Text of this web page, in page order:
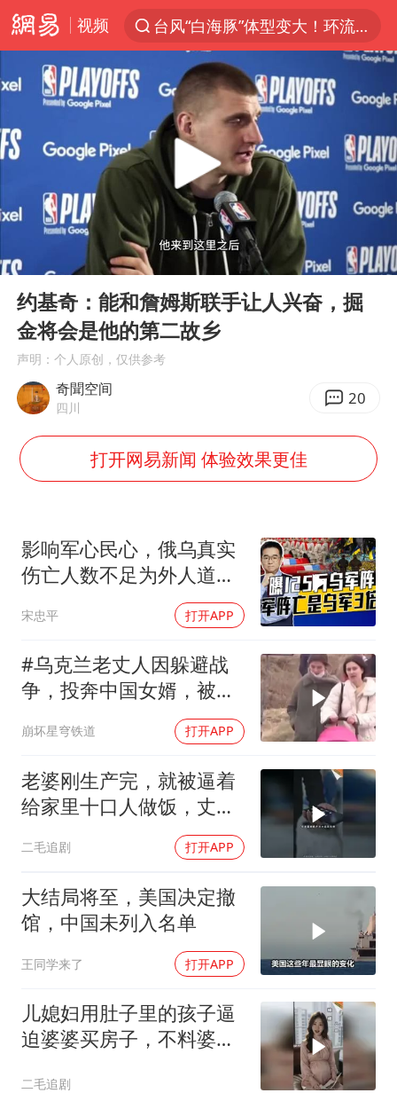
视频
台风“白海豚”体型变大！环流面积接近13个浙江那么大
上半年我国机械工业经济运行稳中有进
汪峰阻止14岁女儿买大牌
王力宏演唱会黄牛带观众藏匿被查获
陕西省委书记赶赴柞水县杏坪镇
女孩摆摊卖菌子时收到北大通知书
改名后的“青海拉面”店
四川宜宾市高县发生4.9级地震
河南某医院2.33亿工程串标案细节披露
男子杀人后逃进深山21年活得像野人
公司“上四休三”但要降薪1000元
A股收盘：三大指数均涨超1%
朱雨玲晋级WTT横滨冠军赛女单八强
Play
00:41
约基奇：能和詹姆斯联手让人兴奋，掘
金将会是他的第二故乡
声明：个人原创，仅供参考
奇聞空间
四川 20
打开网易新闻 体验效果更佳
影响军心民心，俄乌真实
伤亡人数不足为外人道，
宋忠平 打开APP
#乌克兰老丈人因躲避战
争，投奔中国女婿，被眼
崩坏星穹铁道 打开APP
老婆刚生产完，就被逼着
给家里十口人做饭，丈夫
二毛追剧 打开APP
大结局将至，美国决定撤
馆，中国未列入名单
王同学来了 打开APP
儿媳妇用肚子里的孩子逼
迫婆婆买房子，不料婆婆
二毛追剧